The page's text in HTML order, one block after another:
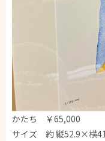
かたち ￥65,000
サイズ 約 縦52.9×横